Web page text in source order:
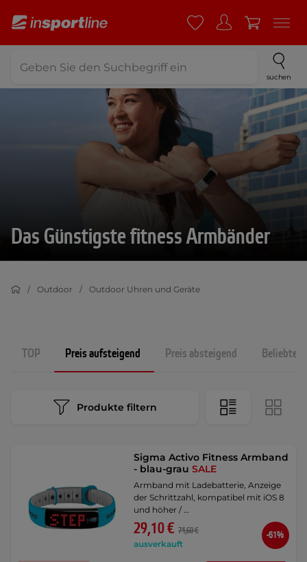
suchen
Das Günstigste fitness Armbänder
Outdoor Outdoor Uhren und Geräte
TOP Preis aufsteigend Preis absteigend
Produkte filtern
Sigma Activo Fitness Armband
- blau-grauSALE
Armband mit Ladebatterie, Anzeige
der Schrittzahl, kompatibel mit iOS 8
und höher / …
29,10 € 74,60 €
ausverkauft
-61%